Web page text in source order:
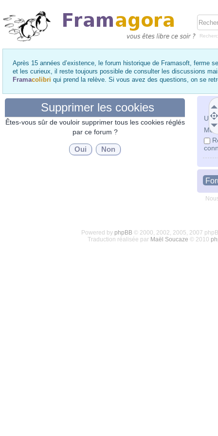
Après 15 années d’existence, le forum historique de Framasoft, ferme
et les curieux, il reste toujours possible de consulter les discussions
Framacolibri qui prend la relève. Si vous avez des questions, on se
Mot
Supprimer les cookies
Êtes-vous sûr de vouloir supprimer tous les cookies réglés
par ce forum ?
Powered by phpBB© 2000, 2002, 2005, 2007
Traduction réalisée par Maël Soucaze © 2010